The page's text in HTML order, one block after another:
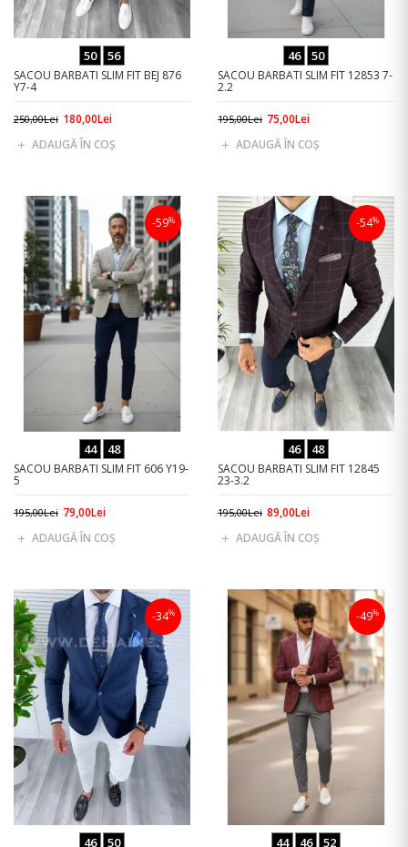
50 56
SACOU BARBATI SLIM FIT BEJ 876
Y7-4
250,00Lei 180,00Lei
ADAUGĂ ÎN COŞ
46 50
SACOU BARBATI SLIM FIT 12853 7-
2.2
195,00Lei 75,00Lei
ADAUGĂ ÎN COŞ
-59%
44 48
SACOU BARBATI SLIM FIT 606 Y19-
5
195,00Lei 79,00Lei
ADAUGĂ ÎN COŞ
-54%
46 48
SACOU BARBATI SLIM FIT 12845
23-3.2
195,00Lei 89,00Lei
ADAUGĂ ÎN COŞ
-34%
46 50
-49%
44 46 52